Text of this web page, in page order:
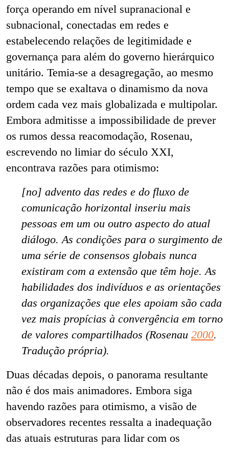
força operando em nível supranacional e
subnacional, conectadas em redes e
estabelecendo relações de legitimidade e
governança para além do governo hierárquico
unitário. Temia-se a desagregação, ao mesmo
tempo que se exaltava o dinamismo da nova
ordem cada vez mais globalizada e multipolar.
Embora admitisse a impossibilidade de prever
os rumos dessa reacomodação, Rosenau,
escrevendo no limiar do século XXI,
encontrava razões para otimismo:
[no] advento das redes e do fluxo de
comunicação horizontal inseriu mais
pessoas em um ou outro aspecto do atual
diálogo. As condições para o surgimento de
uma série de consensos globais nunca
existiram com a extensão que têm hoje. As
habilidades dos indivíduos e as orientações
das organizações que eles apoiam são cada
vez mais propícias à convergência em torno
de valores compartilhados (Rosenau 2000.
Tradução própria).
Duas décadas depois, o panorama resultante
não é dos mais animadores. Embora siga
havendo razões para otimismo, a visão de
observadores recentes ressalta a inadequação
das atuais estruturas para lidar com os